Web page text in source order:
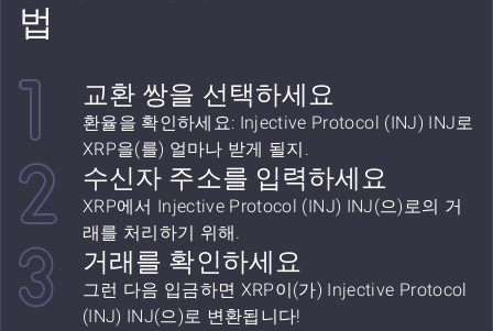
법
교환 쌍을 선택하세요
환율을 확인하세요: Injective Protocol (INJ) INJ로
XRP을(를) 얼마나 받게 될지.
수신자 주소를 입력하세요
XRP에서 Injective Protocol (INJ) INJ(으)로의 거
래를 처리하기 위해.
거래를 확인하세요
그런 다음 입금하면 XRP이(가) Injective Protocol
(INJ) INJ(으)로 변환됩니다!